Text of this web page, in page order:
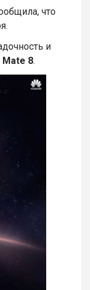
что
и
Mate 8.